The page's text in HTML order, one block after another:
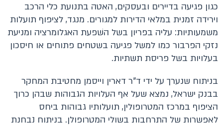
כגון פגיעה בדיירים ובעסקים, האטה בתנועת כלי הרכב
וירידה זמנית במלאי הדירות למגורים. מנגד, לציפוף תועלות
משמעותיות: עליה בפריון בשל השׁפעת האגלומרציה ומניעת
נזקי הפרבור כמו למשל פגיעה בשטחים פתוחים או חיסכון
בעלויות בשל פריסת תשתיות.
בניתוח שנערך על ידי ד"ר דארין וייסמן מחטיבת המחקר
בבנק ישראל, נמצא שעל אף העלויות הגבוהות שבהן כרוך
הציפוף במרכז המטרופולין, תועלותיו גבוהות ביחס
לאפשרות של התרחבות בשולי המטרופולן. בניתוח נבחנת